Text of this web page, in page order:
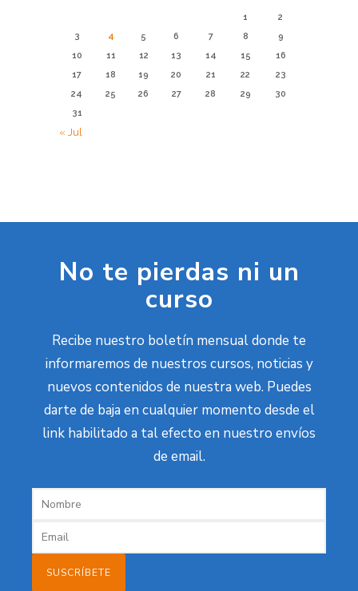
1
2
3
4 5 6 7 8
9
10
11 12 13 14 15
16
17
18 19 20 21 22
23
24
25 26 27 28 29
30
31
« Jul
No te pierdas ni un
curso
Recibe nuestro boletín mensual donde te
informaremos de nuestros cursos, noticias y
nuevos contenidos de nuestra web. Puedes
darte de baja en cualquier momento desde el
link habilitado a tal efecto en nuestro envíos
de email.